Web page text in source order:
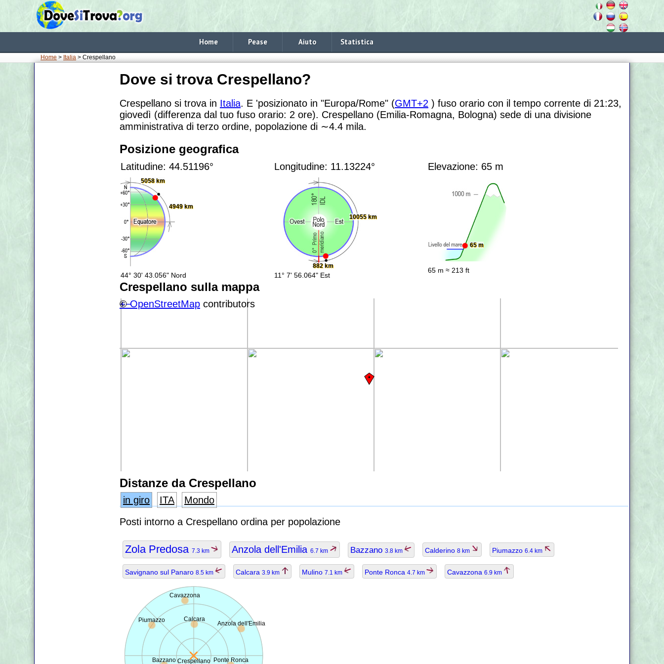
Home Pease Aiuto Statistica
Home > Italia > Crespellano
Dove si trova Crespellano?
Crespellano si trova in Italia. E 'posizionato in "Europa/Rome" (GMT+2 ) fuso orario con il tempo corrente di 21:23,
giovedì (differenza dal tuo fuso orario: 2 ore). Crespellano (Emilia-Romagna, Bologna) sede di una divisione
amministrativa di terzo ordine, popolazione di ∼4.4 mila.
Posizione geografica
Latitudine: 44.51196°
5058 km
4949 km
44° 30' 43.056" Nord
Longitudine: 11.13224°
882 km
10055 km
11° 7' 56.064" Est
Elevazione: 65 m
65 m
65 m ≈ 213 ft
Crespellano sulla mappa
+−
©OpenStreetMap contributors
Distanze da Crespellano
in giro ITA
Mondo
Posti intorno a Crespellano ordina per popolazione
Zola Predosa 7.3 km Anzola dell'Emilia 6.7 km Bazzano 3.8 km Calderino 8 km Piumazzo 6.4 km
Savignano sul Panaro 8.5 km Calcara 3.9 km Mulino 7.1 km Ponte Ronca 4.7 km Cavazzona 6.9 km
Crespellano
Anzola dell'Emilia
Bazzano
Piumazzo Calcara
Ponte Ronca
Cavazzona